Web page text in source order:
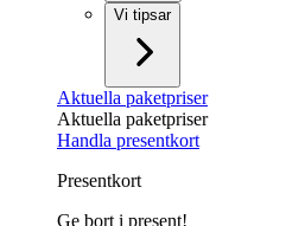
Vi tipsar
Aktuella paketpriser
Aktuella paketpriser
Handla presentkort
Presentkort
Ge bort i present!